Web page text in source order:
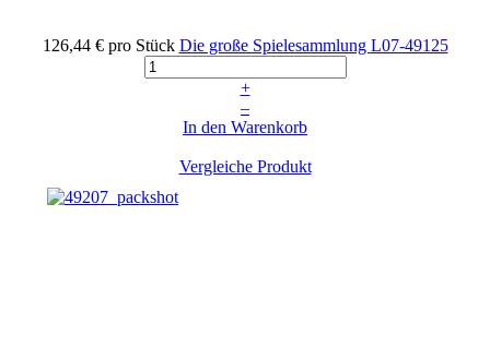
126,44 € pro Stück Die große Spielesammlung L07-49125
+
–
In den Warenkorb
Vergleiche Produkt